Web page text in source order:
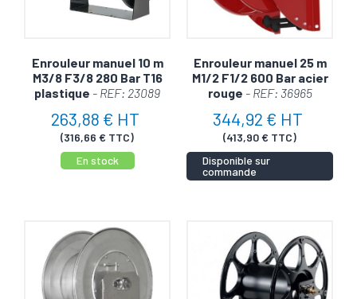
Pourquoi Choisir Regelav ?
au service de produits durables et performants.
Réactivité :Notre équipe est à votre disposition
pour tout besoin d'information ou de support
technique.
Confiance :La satisfaction de nos clients est notre
meilleure publicité.
sérénité d'un matériel fiable.
Enrouleur manuel 10 m
M3/8 F3/8 280 Bar T16
plastique - REF: 23089
263,88 € HT
(316,66 € TTC)
En stock
Enrouleur manuel 25 m
M1/2 F1/2 600 Bar acier
rouge - REF: 36965
344,92 € HT
(413,90 € TTC)
Disponible sur
commande